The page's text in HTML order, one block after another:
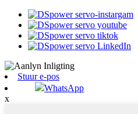
Stuur e-pos
WhatsApp
x